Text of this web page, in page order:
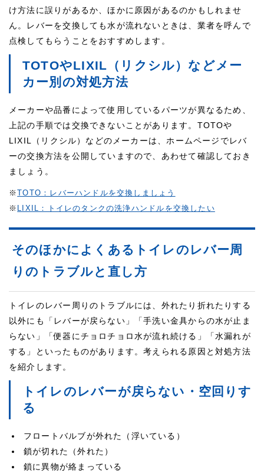
け方法に誤りがあるか、ほかに原因があるのかもしれませ
ん。レバーを交換しても水が流れないときは、業者を呼んで
点検してもらうことをおすすめします。
TOTOやLIXIL（リクシル）などメー
カー別の対処方法
メーカーや品番によって使用しているパーツが異なるため、
上記の手順では交換できないことがあります。TOTOや
LIXIL（リクシル）などのメーカーは、ホームページでレバ
ーの交換方法を公開していますので、あわせて確認しておき
ましょう。
※TOTO：レバーハンドルを交換しましょう
※ LIXIL：トイレのタンクの洗浄ハンドルを交換したい
そのほかによくあるトイレのレバー周
りのトラブルと直し方
トイレのレバー周りのトラブルには、外れたり折れたりする
以外にも「レバーが戻らない」「手洗い金具からの水が止ま
らない」「便器にチョロチョロ水が流れ続ける」「水漏れが
する」といったものがあります。考えられる原因と対処方法
を紹介します。
トイレのレバーが戻らない・空回りす
る
フロートバルブが外れた（浮いている）
鎖が切れた（外れた）
鎖に異物が絡まっている